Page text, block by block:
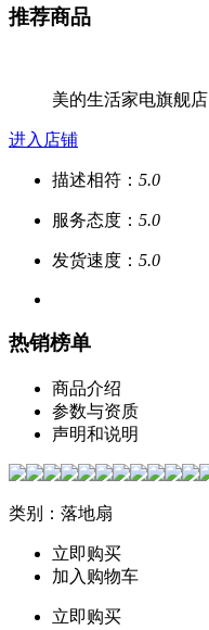
推荐商品
美的生活家电旗舰店
进入店铺
描述相符： 5.0
服务态度： 5.0
发货速度： 5.0
热销榜单
商品介绍
参数与资质
声明和说明
类别：落地扇
立即购买
加入购物车
立即购买